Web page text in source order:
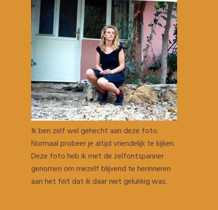
Ik ben zelf wel gehecht aan deze foto.
Normaal probeer je altijd vriendelijk te kijken.
Deze foto heb ik met de zelfontspanner
genomen om mezelf blijvend te herinneren
aan het feit dat ik daar niet gelukkig was.